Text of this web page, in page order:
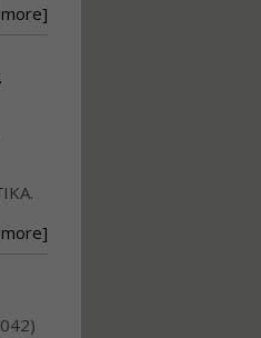
Διηρημένης
Πολεοδομικού
Σχεδίου Δόμησης